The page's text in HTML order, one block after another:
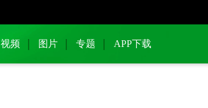
视频 图片 专题 APP下载